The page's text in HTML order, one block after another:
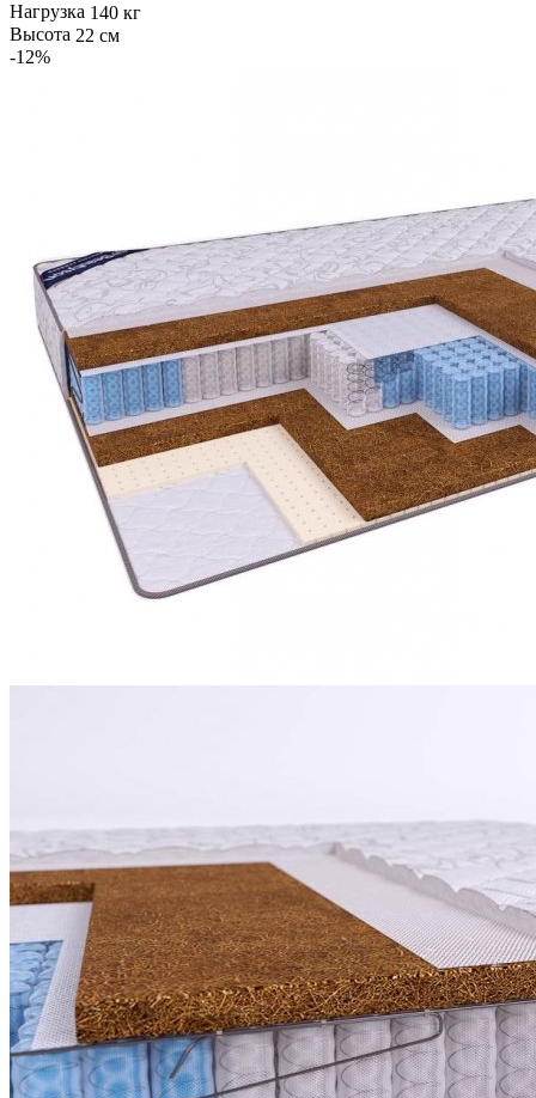
Нагрузка 140 кг
Высота 22 см
-12%